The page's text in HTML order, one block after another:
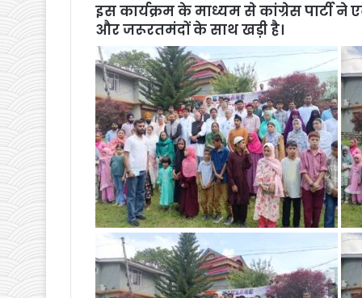
इस कार्यक्रम के माध्यम से कांग्रेस पार्टी ने
और जरूरतमंदों के साथ खड़ी है।